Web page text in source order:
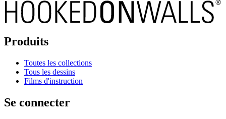
Produits
Toutes les collections
Tous les dessins
Films d'instruction
Se connecter